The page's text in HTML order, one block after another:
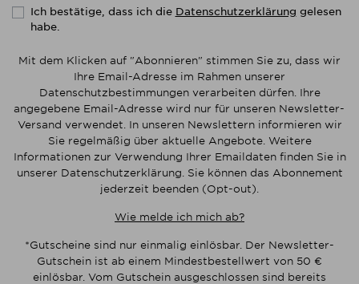
Ich bestätige, dass ich die Datenschutzerklärung gelesen
habe.
Mit dem Klicken auf "Abonnieren" stimmen Sie zu, dass wir
Ihre Email-Adresse im Rahmen unserer
Datenschutzbestimmungen verarbeiten dürfen. Ihre
angegebene Email-Adresse wird nur für unseren Newsletter-
Versand verwendet. In unseren Newslettern informieren wir
Sie regelmäßig über aktuelle Angebote. Weitere
Informationen zur Verwendung Ihrer Emaildaten finden Sie in
unserer Datenschutzerklärung. Sie können das Abonnement
jederzeit beenden (Opt-out).
Wie melde ich mich ab?
*Gutscheine sind nur einmalig einlösbar. Der Newsletter-
Gutschein ist ab einem Mindestbestellwert von 50 €
einlösbar. Vom Gutschein ausgeschlossen sind bereits